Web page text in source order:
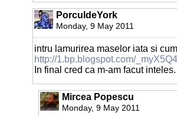
PorculdeYork
Monday, 9 May 2011
intru lamurirea maselor iata si
http://1.bp.blogspot.com/
In final cred ca m-am facut inteles.
Mircea Popescu
Monday, 9 May 2011